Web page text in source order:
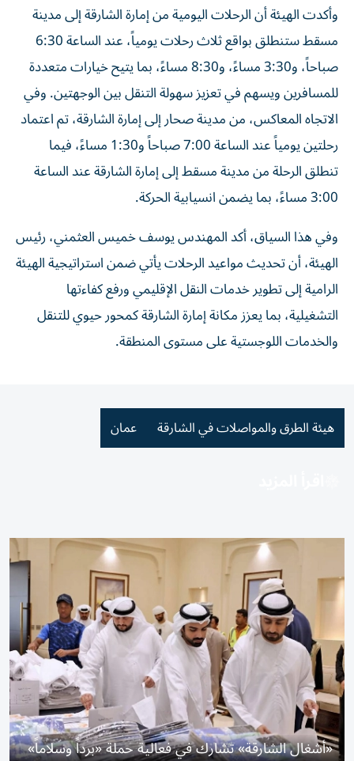
وأكدت الهيئة أن الرحلات اليومية من إمارة الشارقة إلى مدينة
مسقط ستنطلق بواقع ثلاث رحلات يومياً، عند الساعة 6:30
صباحاً، و3:30 مساءً، و8:30 مساءً، بما يتيح خيارات متعددة
للمسافرين ويسهم في تعزيز سهولة التنقل بين الوجهتين. وفي
الاتجاه المعاكس، من مدينة صحار إلى إمارة الشارقة، تم اعتماد
رحلتين يومياً عند الساعة 7:00 صباحاً و1:30 مساءً، فيما
تنطلق الرحلة من مدينة مسقط إلى إمارة الشارقة عند الساعة
3:00 مساءً، بما يضمن انسيابية الحركة.
وفي هذا السياق، أكد المهندس يوسف خميس العثمني، رئيس
الهيئة، أن تحديث مواعيد الرحلات يأتي ضمن استراتيجية الهيئة
الرامية إلى تطوير خدمات النقل الإقليمي ورفع كفاءتها
التشغيلية، بما يعزز مكانة إمارة الشارقة كمحور حيوي للتنقل
والخدمات اللوجستية على مستوى المنطقة.
هيئة الطرق والمواصلات في الشارقة عمان
«أشغال الشارقة» تشارك في فعالية حملة «برداً وسلاماً»